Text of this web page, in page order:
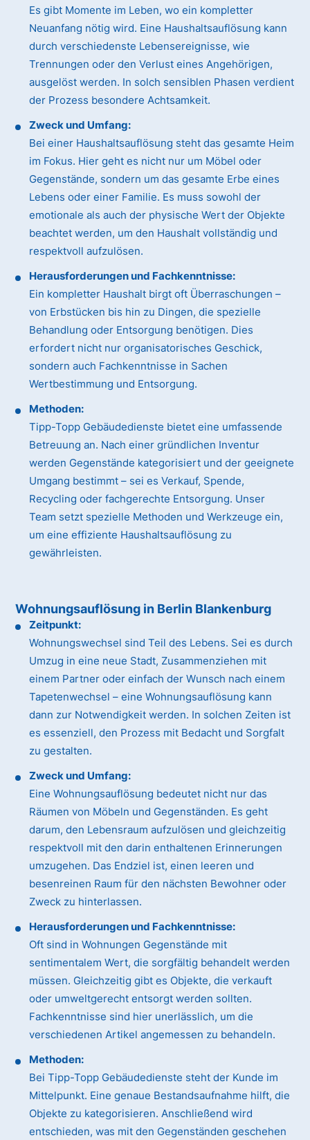
Es gibt Momente im Leben, wo ein kompletter
Neuanfang nötig wird. Eine Haushaltsauflösung kann
durch verschiedenste Lebensereignisse, wie
Trennungen oder den Verlust eines Angehörigen,
ausgelöst werden. In solch sensiblen Phasen verdient
der Prozess besondere Achtsamkeit.
Zweck und Umfang:
Bei einer Haushaltsauflösung steht das gesamte Heim
im Fokus. Hier geht es nicht nur um Möbel oder
Gegenstände, sondern um das gesamte Erbe eines
Lebens oder einer Familie. Es muss sowohl der
emotionale als auch der physische Wert der Objekte
beachtet werden, um den Haushalt vollständig und
respektvoll aufzulösen.
Herausforderungen und Fachkenntnisse:
Ein kompletter Haushalt birgt oft Überraschungen –
von Erbstücken bis hin zu Dingen, die spezielle
Behandlung oder Entsorgung benötigen. Dies
erfordert nicht nur organisatorisches Geschick,
sondern auch Fachkenntnisse in Sachen
Wertbestimmung und Entsorgung.
Methoden:
Tipp-Topp Gebäudedienste bietet eine umfassende
Betreuung an. Nach einer gründlichen Inventur
werden Gegenstände kategorisiert und der geeignete
Umgang bestimmt – sei es Verkauf, Spende,
Recycling oder fachgerechte Entsorgung. Unser
Team setzt spezielle Methoden und Werkzeuge ein,
um eine effiziente Haushaltsauflösung zu
gewährleisten.
Wohnungsauflösung in Berlin Blankenburg
Zeitpunkt:
Wohnungswechsel sind Teil des Lebens. Sei es durch
Umzug in eine neue Stadt, Zusammenziehen mit
einem Partner oder einfach der Wunsch nach einem
Tapetenwechsel – eine Wohnungsauflösung kann
dann zur Notwendigkeit werden. In solchen Zeiten ist
es essenziell, den Prozess mit Bedacht und Sorgfalt
zu gestalten.
Zweck und Umfang:
Eine Wohnungsauflösung bedeutet nicht nur das
Räumen von Möbeln und Gegenständen. Es geht
darum, den Lebensraum aufzulösen und gleichzeitig
respektvoll mit den darin enthaltenen Erinnerungen
umzugehen. Das Endziel ist, einen leeren und
besenreinen Raum für den nächsten Bewohner oder
Zweck zu hinterlassen.
Herausforderungen und Fachkenntnisse:
Oft sind in Wohnungen Gegenstände mit
sentimentalem Wert, die sorgfältig behandelt werden
müssen. Gleichzeitig gibt es Objekte, die verkauft
oder umweltgerecht entsorgt werden sollten.
Fachkenntnisse sind hier unerlässlich, um die
verschiedenen Artikel angemessen zu behandeln.
Methoden:
Bei Tipp-Topp Gebäudedienste steht der Kunde im
Mittelpunkt. Eine genaue Bestandsaufnahme hilft, die
Objekte zu kategorisieren. Anschließend wird
entschieden, was mit den Gegenständen geschehen